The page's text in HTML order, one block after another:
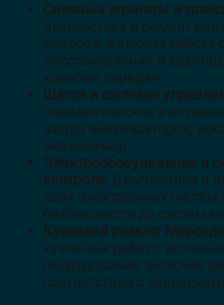
Силовые агрегаты и
диагностика и ремонт
моторов, включая работу
восстановление и
коробок передач.
Шасси и системы
пневматических и
видов амортизаторов,
механизмов.
Электрооборудование и
контроля: Диагностика и
всех электронных
безопасности до систем
Кузовной ремонт
кузовных работ с
оборудования, включая
соответствии с